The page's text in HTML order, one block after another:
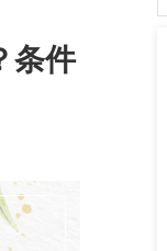
条件